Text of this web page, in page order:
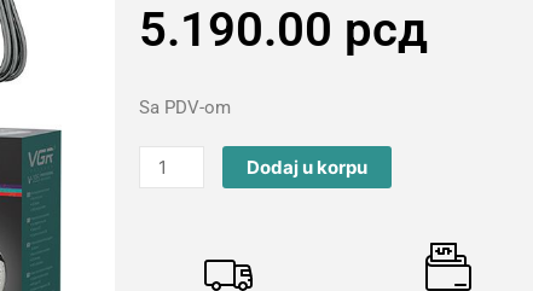
5.190.00 рсд
Sa PDV-om
VGR
V-
Dodaj u korpu